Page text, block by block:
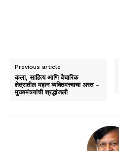
Previous article
कला, साहित्य आण‍ि वैचार‍िक
क्षेत्रातील महान व्यक्त‍िमत्त्वाचा अस्त –
मुख्यमंत्र्यांची श्रद्धांजली